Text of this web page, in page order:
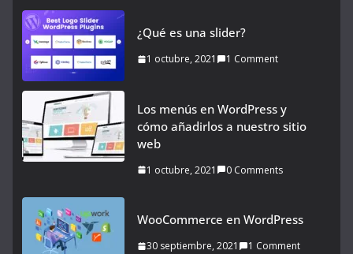
¿Qué es una slider?
1 octubre, 2021 1 Comment
Los menús en WordPress y
cómo añadirlos a nuestro sitio
web
1 octubre, 2021 0 Comments
WooCommerce en WordPress
30 septiembre, 2021 1 Comment